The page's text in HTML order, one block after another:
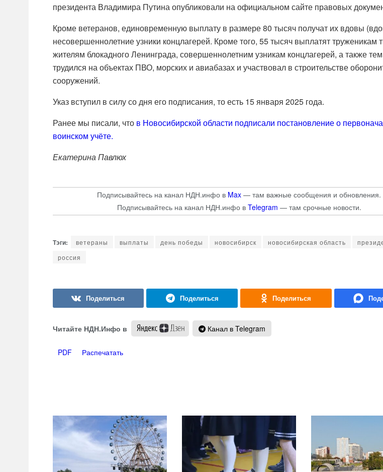
президента Владимира Путина опубликовали на официальном сайте правовых
Кроме ветеранов, единовременную выплату в размере 80 тысяч получат их вдовы
несовершеннолетние узники концлагерей. Кроме того, 55 тысяч выплатят труженикам
жителям блокадного Ленинграда, совершеннолетним узникам концлагерей, а также
трудился на объектах ПВО, морских и авиабазах и участвовал в строительстве
сооружений.
Указ вступил в силу со дня его подписания, то есть 15 января 2025 года.
Ранее мы писали, что в Новосибирской области подписали постановление о
воинском учёте.
Екатерина Павлюх
Подписывайтесь на канал НДН.инфо в Max — там важные сообщения и обновления.
Подписывайтесь на канал НДН.инфо в Telegram — там срочные новости.
ветераны выплаты день победы новосибирск новосибирская область
россия
Читайте НДН.Инфо в Канал в Telegram
PDF Распечатать